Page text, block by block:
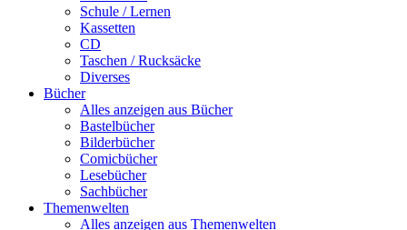
Schule / Lernen
Kassetten
CD
Taschen / Rucksäcke
Diverses
Bücher
Alles anzeigen aus Bücher
Bastelbücher
Bilderbücher
Comicbücher
Lesebücher
Sachbücher
Themenwelten
Alles anzeigen aus Themenwelten